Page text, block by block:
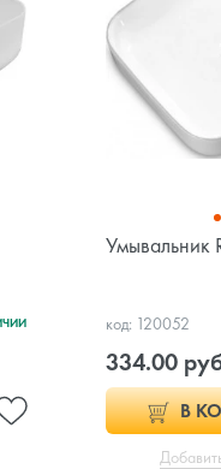
Умывальник
код: 120052
334.00
В